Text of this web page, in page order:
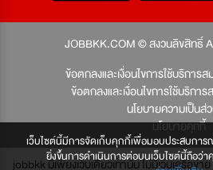
เว็บไซต์นี้มีการจัดเก็บคุกกี้เพื่อมอบประสบการ
ยิ่งขึ้นการดำเนินการต่อบนเว็บไซต์นี้ถือว่
JOBBKK.COM © สงวนลิขสิทธิ์
ข้อตกลงและเงื่อนไขการใช้บริการ
ข้อตกลงและเงื่อนไขการใช้บริกา
นโยบายความเป็นส่
นโยบายคุกกี้
jobbkk มีเพียงเว็บเดียวเท่านั้น ไม่มีเว็บเครือข่